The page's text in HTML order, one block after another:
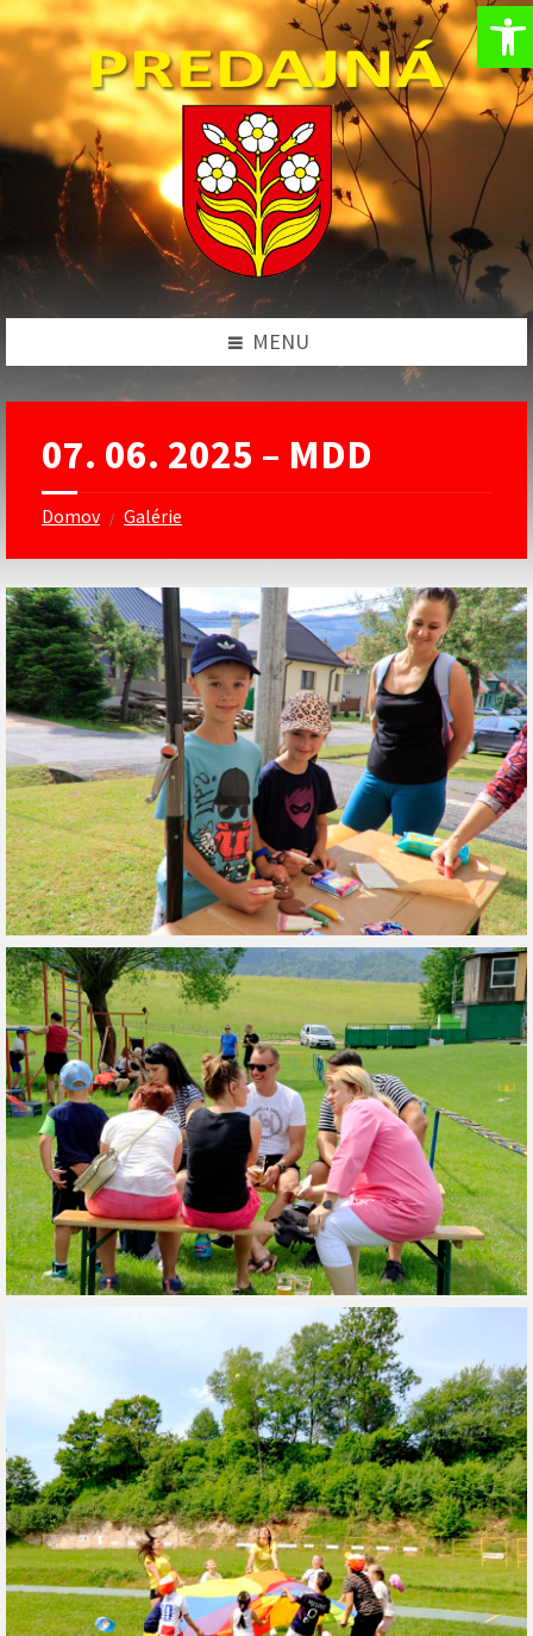
Preskočiť
na
obsah
Preskočiť
na
ľavý
Preskočiť
na
pätičku
MENU
07. 06. 2025 – MDD
Domov / Galérie